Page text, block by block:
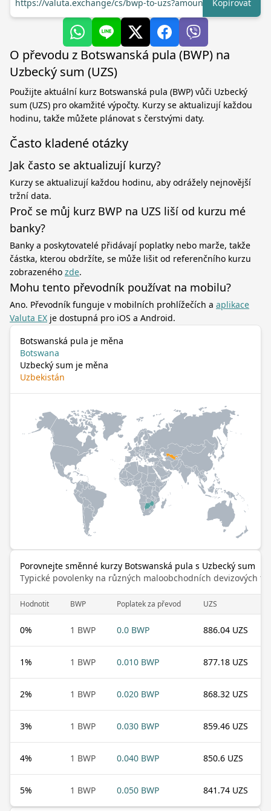
https://valuta.exchange/cs/bwp-to-uzs?amount=1Kopírovat
O převodu z Botswanská pula (BWP) na
Uzbecký sum (UZS)
Použijte aktuální kurz Botswanská pula (BWP) vůči Uzbecký
sum (UZS) pro okamžité výpočty. Kurzy se aktualizují každou
hodinu, takže můžete plánovat s čerstvými daty.
Často kladené otázky
Jak často se aktualizují kurzy?
Kurzy se aktualizují každou hodinu, aby odrážely nejnovější
tržní data.
Proč se můj kurz BWP na UZS liší od kurzu mé
banky?
Banky a poskytovatelé přidávají poplatky nebo marže, takže
částka, kterou obdržíte, se může lišit od referenčního kurzu
zobrazeného zde.
Mohu tento převodník používat na mobilu?
Ano. Převodník funguje v mobilních prohlížečích a aplikace
Valuta EX je dostupná pro iOS a Android.
Botswanská pula je měna
Botswana
Uzbecký sum je měna
Uzbekistán
Porovnejte směnné kurzy Botswanská pula s Uzbecký sum
Typické povolenky na různých maloobchodních devizových
Hodnotit BWP Poplatek za převod UZS
0% 1 BWP 0.0 BWP 886.04 UZS
1% 1 BWP 0.010 BWP 877.18 UZS
2% 1 BWP 0.020 BWP 868.32 UZS
3% 1 BWP 0.030 BWP 859.46 UZS
4% 1 BWP 0.040 BWP 850.6 UZS
5% 1 BWP 0.050 BWP 841.74 UZS